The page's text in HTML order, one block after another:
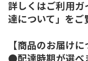
詳しくはご利用
達について」をご
【商品のお届けに
●配達時期が選べ